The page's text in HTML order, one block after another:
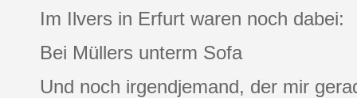
Im Ilvers in Erfurt waren noch dabei:
Bei Müllers unterm Sofa
Und noch irgendjemand, der mir